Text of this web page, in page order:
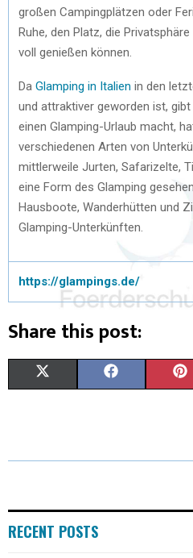
großen Campingplätzen oder
Ruhe, den Platz, die
voll genießen können.
Da Glamping in Italien in den
und attraktiver geworden ist,
einen Glamping-Urlaub macht,
verschiedenen Arten von
mittlerweile Jurten, Safarizelte,
eine Form des Glamping
Hausboote, Wanderhütten und
Glamping-Unterkünften.
https://glampings.de/
Share this post:
W E
RECENT POSTS